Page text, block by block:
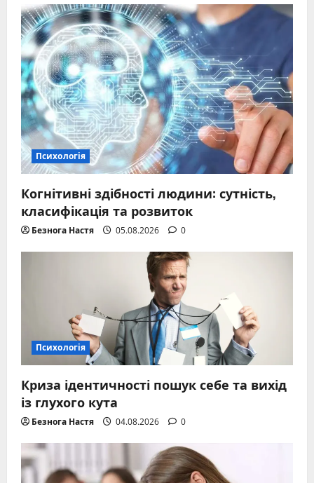
Психологія
Когнітивні здібності людини: сутність,
класифікація та розвиток
Безнога Настя 05.08.2026 0
Психологія
Криза ідентичності пошук себе та вихід
із глухого кута
Безнога Настя 04.08.2026 0